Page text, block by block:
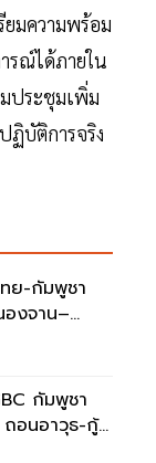
ยมความพร้อม
รณ์ได้ภายใน
ประชุมเพิ่ม
ฏิบัติการจริง
ทย-กัมพูชา
องจาน–
กัมพูชา
อนอาวุธ-กู้
ร์